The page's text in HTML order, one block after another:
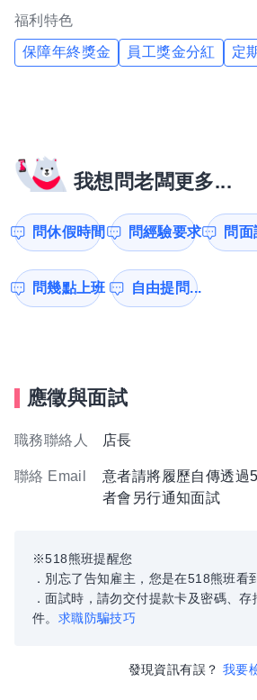
福利特色
保障年終獎金 員工獎金分紅 定
我想問老闆更多...
問休假時間 問經驗要求 問面
問幾點上班 自由提問...
應徵與面試
職務聯絡人 店長
聯絡 Email
意者請將履歷自傳透過
者會另行通知面試
※518熊班提醒您
．別忘了告知雇主，您是在518熊班看
．面試時，請勿交付提款卡及密碼、
件。 求職防騙技巧
發現資訊有誤？ 我要